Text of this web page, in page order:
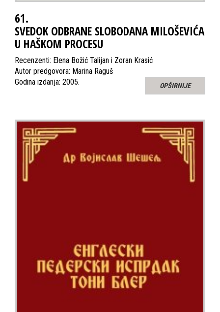
61.
SVEDOK ODBRANE SLOBODANA MILOŠEVIĆA
U HAŠKOM PROCESU
Recenzenti: Elena Božić Talijan i Zoran Krasić
Autor predgovora: Marina Raguš
Godina izdanja: 2005.
OPŠIRNIJE